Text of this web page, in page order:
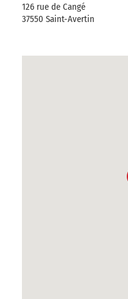
126 rue de Cangé
37550 Saint-Avertin